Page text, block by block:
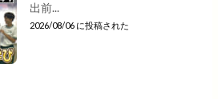
出前...
2026/08/06 に投稿された